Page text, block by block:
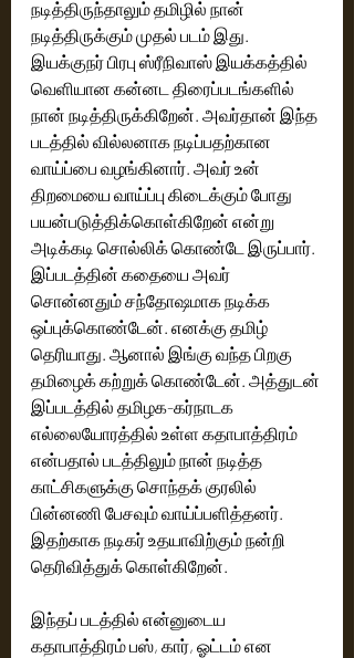
நடித்திருந்தாலும் தமிழில் நான்
நடித்திருக்கும் முதல் படம் இது.
இயக்குநர் பிரபு ஸ்ரீநிவாஸ் இயக்கத்தில்
வெளியான கன்னட திரைப்படங்களில்
நான் நடித்திருக்கிறேன். அவர்தான் இந்த
படத்தில் வில்லனாக நடிப்பதற்கான
வாய்ப்பை வழங்கினார். அவர் உன்
திறமையை வாய்ப்பு கிடைக்கும் போது
பயன்படுத்திக்கொள்கிறேன் என்று
அடிக்கடி சொல்லிக் கொண்டே இருப்பார்.
இப்படத்தின் கதையை அவர்
சொன்னதும் சந்தோஷமாக நடிக்க
ஒப்புக்கொண்டேன். எனக்கு தமிழ்
தெரியாது. ஆனால் இங்கு வந்த பிறகு
தமிழைக் கற்றுக் கொண்டேன். அத்துடன்
இப்படத்தில் தமிழக-கர்நாடக
எல்லையோரத்தில் உள்ள கதாபாத்திரம்
என்பதால் படத்திலும் நான் நடித்த
காட்சிகளுக்கு சொந்தக் குரலில்
பின்னணி பேசவும் வாய்ப்பளித்தனர்.
இதற்காக நடிகர் உதயாவிற்கும் நன்றி
தெரிவித்துக் கொள்கிறேன்.
இந்தப் படத்தில் என்னுடைய
கதாபாத்திரம் பஸ், கார், ஓட்டம் என